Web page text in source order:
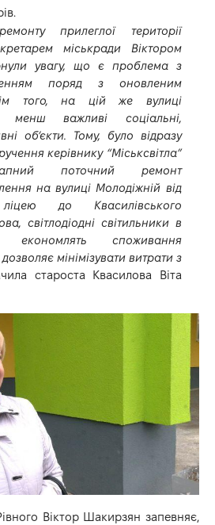
прилеглої території
міськради Віктором
увагу, що є проблема з
поряд з оновленим
того, на цій же вулиці
менш важливі соціальні,
об’єкти. Тому, було відразу
керівнику “Міськсвітла”
поточний ремонт
на вулиці Молодіжній від
ліцею до Квасилівського
світлодіодні світильники в
економлять споживання
мінімізувати витрати з
староста Квасилова Віта
Віктор Шакирзян запевняє,